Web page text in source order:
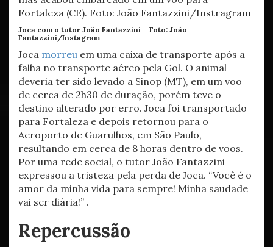
Joca com o tutor João Fantazzini – Foto: João
Fantazzini/Instagram
Joca morreu em uma caixa de transporte após a
falha no transporte aéreo pela Gol. O animal
deveria ter sido levado a Sinop (MT), em um voo
de cerca de 2h30 de duração, porém teve o
destino alterado por erro. Joca foi transportado
para Fortaleza e depois retornou para o
Aeroporto de Guarulhos, em São Paulo,
resultando em cerca de 8 horas dentro de voos.
Por uma rede social, o tutor João Fantazzini
expressou a tristeza pela perda de Joca. “Você é o
amor da minha vida para sempre! Minha saudade
vai ser diária!” .
Repercussão